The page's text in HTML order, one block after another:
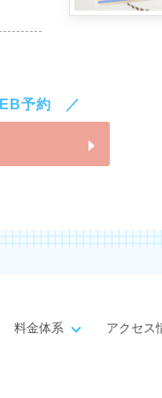
予約
料金体系 アクセス